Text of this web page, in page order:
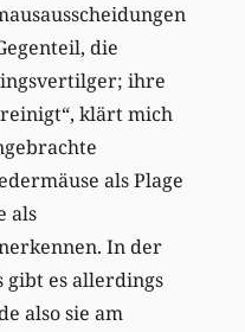
die
ihre
klärt mich
als Plage
als
In der
gibt es allerdings
also sie am